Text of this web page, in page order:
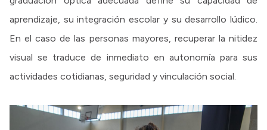
aprendizaje, su integración escolar y su desarrollo lúdico.
En el caso de las personas mayores, recuperar la nitidez
visual se traduce de inmediato en autonomía para sus
actividades cotidianas, seguridad y vinculación social.